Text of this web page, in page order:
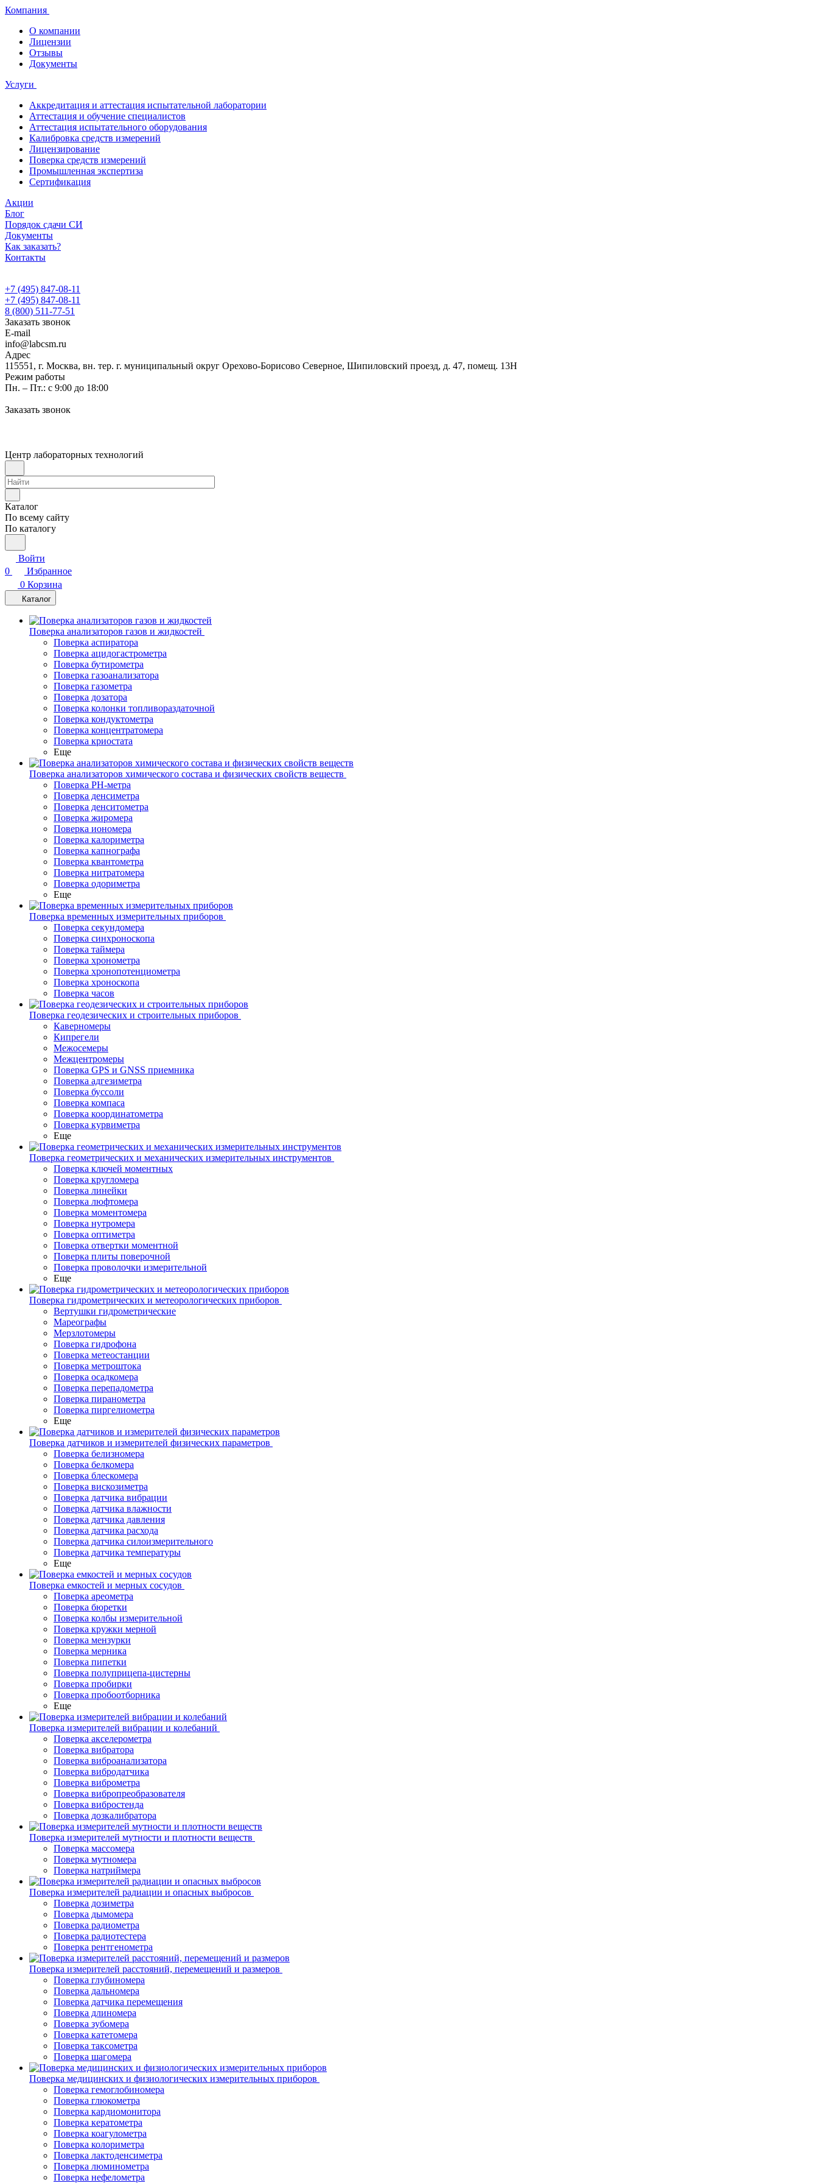
Компания
О компании
Лицензии
Отзывы
Документы
Услуги
Аккредитация и аттестация испытательной лаборатории
Аттестация и обучение специалистов
Аттестация испытательного оборудования
Калибровка средств измерений
Лицензирование
Поверка средств измерений
Промышленная экспертиза
Сертификация
Акции
Блог
Порядок сдачи СИ
Документы
Как заказать?
Контакты
+7 (495) 847-08-11
+7 (495) 847-08-11
8 (800) 511-77-51
Заказать звонок
E-mail
info@labcsm.ru
Адрес
115551, г. Москва, вн. тер. г. муниципальный округ Орехово-Борисово Северное, Шипиловский проезд, д. 47, помещ. 13Н
Режим работы
Пн. – Пт.: с 9:00 до 18:00
Заказать звонок
Центр лабораторных технологий
Каталог
По всему сайту
По каталогу
Войти
0
Избранное
0 Корзина
Каталог
Поверка анализаторов газов и жидкостей
Поверка аспиратора
Поверка ацидогастрометра
Поверка бутирометра
Поверка газоанализатора
Поверка газометра
Поверка дозатора
Поверка колонки топливораздаточной
Поверка кондуктометра
Поверка концентратомера
Поверка криостата
Еще
Поверка анализаторов химического состава и физических свойств веществ
Поверка PH-метра
Поверка денсиметра
Поверка денситометра
Поверка жиромера
Поверка иономера
Поверка калориметра
Поверка капнографа
Поверка квантометра
Поверка нитратомера
Поверка одориметра
Еще
Поверка временных измерительных приборов
Поверка секундомера
Поверка синхроноскопа
Поверка таймера
Поверка хронометра
Поверка хронопотенциометра
Поверка хроноскопа
Поверка часов
Поверка геодезических и строительных приборов
Каверномеры
Кипрегели
Межосемеры
Межцентромеры
Поверка GPS и GNSS приемника
Поверка адгезиметра
Поверка буссоли
Поверка компаса
Поверка координатометра
Поверка курвиметра
Еще
Поверка геометрических и механических измерительных инструментов
Поверка ключей моментных
Поверка кругломера
Поверка линейки
Поверка люфтомера
Поверка моментомера
Поверка нутромера
Поверка оптиметра
Поверка отвертки моментной
Поверка плиты поверочной
Поверка проволочки измерительной
Еще
Поверка гидрометрических и метеорологических приборов
Вертушки гидрометрические
Мареографы
Мерзлотомеры
Поверка гидрофона
Поверка метеостанции
Поверка метроштока
Поверка осадкомера
Поверка перепадометра
Поверка пиранометра
Поверка пиргелиометра
Еще
Поверка датчиков и измерителей физических параметров
Поверка белизномера
Поверка белкомера
Поверка блескомера
Поверка вискозиметра
Поверка датчика вибрации
Поверка датчика влажности
Поверка датчика давления
Поверка датчика расхода
Поверка датчика силоизмерительного
Поверка датчика температуры
Еще
Поверка емкостей и мерных сосудов
Поверка ареометра
Поверка бюретки
Поверка колбы измерительной
Поверка кружки мерной
Поверка мензурки
Поверка мерника
Поверка пипетки
Поверка полуприцепа-цистерны
Поверка пробирки
Поверка пробоотборника
Еще
Поверка измерителей вибрации и колебаний
Поверка акселерометра
Поверка вибратора
Поверка виброанализатора
Поверка вибродатчика
Поверка виброметра
Поверка вибропреобразователя
Поверка вибростенда
Поверка дозкалибратора
Поверка измерителей мутности и плотности веществ
Поверка массомера
Поверка мутномера
Поверка натриймера
Поверка измерителей радиации и опасных выбросов
Поверка дозиметра
Поверка дымомера
Поверка радиометра
Поверка радиотестера
Поверка рентгенометра
Поверка измерителей расстояний, перемещений и размеров
Поверка глубиномера
Поверка дальномера
Поверка датчика перемещения
Поверка длиномера
Поверка зубомера
Поверка катетомера
Поверка таксометра
Поверка шагомера
Поверка медицинских и физиологических измерительных приборов
Поверка гемоглобиномера
Поверка глюкометра
Поверка кардиомонитора
Поверка кератометра
Поверка коагулометра
Поверка колориметра
Поверка лактоденсиметра
Поверка люминометра
Поверка нефелометра